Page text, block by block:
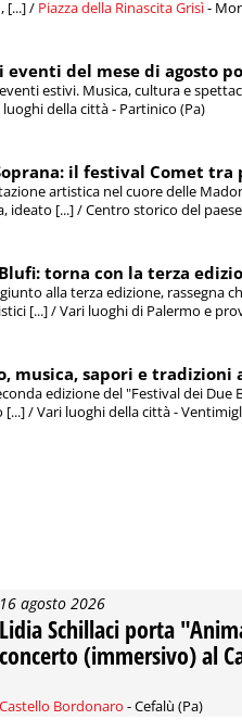
[...] / Piazza della Rinascita Grisì-
eventi del mese di agosto
estivi. Musica, cultura e
della città - Partinico (Pa)
il festival Comet
artistica nel cuore delle
ideato [...] / Centro storico del
torna con la terza
alla terza edizione, rassegna
[...] / Vari luoghi di Palermo e
musica, sapori e tradizioni
edizione del "Festival dei
/ Vari luoghi della città -
16 agosto 2026
Lidia Schillaci porta
concerto (immersivo) al
Castello Bordonaro - Cefalù (Pa)